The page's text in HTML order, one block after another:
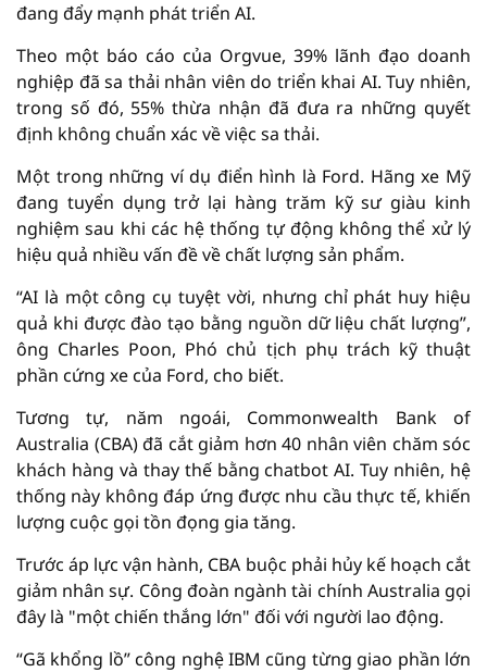
đang đẩy mạnh phát triển AI.
Theo một báo cáo của Orgvue, 39% lãnh đạo doanh
nghiệp đã sa thải nhân viên do triển khai AI. Tuy nhiên,
trong số đó, 55% thừa nhận đã đưa ra những quyết
định không chuẩn xác về việc sa thải.
Một trong những ví dụ điển hình là Ford. Hãng xe Mỹ
đang tuyển dụng trở lại hàng trăm kỹ sư giàu kinh
nghiệm sau khi các hệ thống tự động không thể xử lý
hiệu quả nhiều vấn đề về chất lượng sản phẩm.
“AI là một công cụ tuyệt vời, nhưng chỉ phát huy hiệu
quả khi được đào tạo bằng nguồn dữ liệu chất lượng”,
ông Charles Poon, Phó chủ tịch phụ trách kỹ thuật
phần cứng xe của Ford, cho biết.
Tương tự, năm ngoái, Commonwealth Bank of
Australia (CBA) đã cắt giảm hơn 40 nhân viên chăm sóc
khách hàng và thay thế bằng chatbot AI. Tuy nhiên, hệ
thống này không đáp ứng được nhu cầu thực tế, khiến
lượng cuộc gọi tồn đọng gia tăng.
Trước áp lực vận hành, CBA buộc phải hủy kế hoạch cắt
giảm nhân sự. Công đoàn ngành tài chính Australia gọi
đây là "một chiến thắng lớn" đối với người lao động.
“Gã khổng lồ” công nghệ IBM cũng từng giao phần lớn